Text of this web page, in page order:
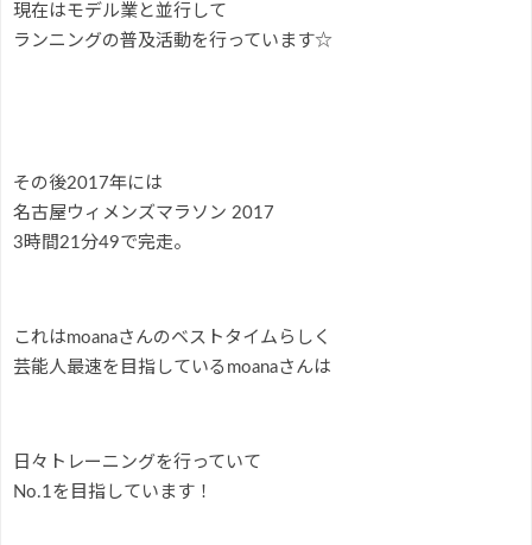
現在はモデル業と並行して
ランニングの普及活動を行っています☆
その後2017年には
名古屋ウィメンズマラソン 2017
3時間21分49で完走。
これはmoanaさんのベストタイムらしく
芸能人最速を目指しているmoanaさんは
日々トレーニングを行っていて
No.1を目指しています！